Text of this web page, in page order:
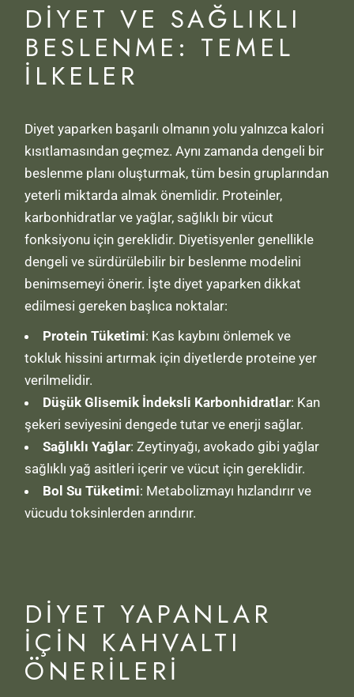
DIYET VE SAĞLIKLI
BESLENME: TEMEL
İLKELER
Diyet yaparken başarılı olmanın yolu yalnızca kalori
kısıtlamasından geçmez. Aynı zamanda dengeli bir
beslenme planı oluşturmak, tüm besin gruplarından
yeterli miktarda almak önemlidir. Proteinler,
karbonhidratlar ve yağlar, sağlıklı bir vücut
fonksiyonu için gereklidir. Diyetisyenler genellikle
dengeli ve sürdürülebilir bir beslenme modelini
benimsemeyi önerir. İşte diyet yaparken dikkat
edilmesi gereken başlıca noktalar:
Protein Tüketimi: Kas kaybını önlemek ve
tokluk hissini artırmak için diyetlerde proteine yer
verilmelidir.
Düşük Glisemik İndeksli Karbonhidratlar: Kan
şekeri seviyesini dengede tutar ve enerji sağlar.
Sağlıklı Yağlar: Zeytinyağı, avokado gibi yağlar
sağlıklı yağ asitleri içerir ve vücut için gereklidir.
Bol Su Tüketimi: Metabolizmayı hızlandırır ve
vücudu toksinlerden arındırır.
DIYET YAPANLAR
İÇIN KAHVALTI
ÖNERILERI